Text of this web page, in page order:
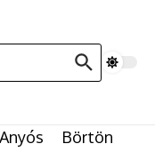
Anyós
Börtön